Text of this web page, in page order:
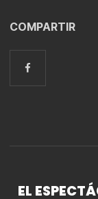
COMPARTIR
EL